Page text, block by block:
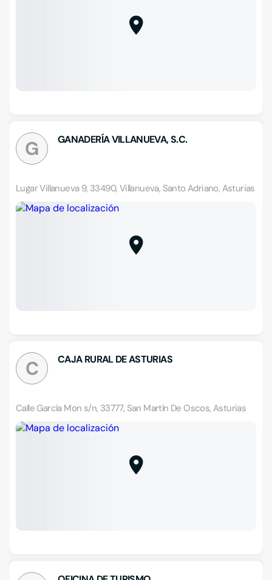
G GANADERÍA VILLANUEVA, S.C.
Lugar Villanueva 9, 33490, Villanueva, Santo Adriano, Asturias
C CAJA RURAL DE ASTURIAS
Calle García Mon s/n, 33777, San Martín De Oscos, Asturias